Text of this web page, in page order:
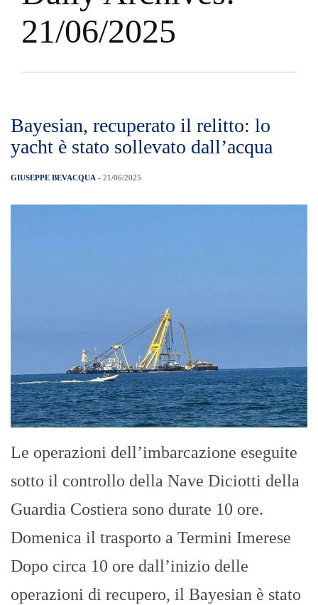
21/06/2025
Bayesian, recuperato il relitto: lo
yacht è stato sollevato dall’acqua
GIUSEPPE BEVACQUA - 21/06/2025
Le operazioni dell’imbarcazione eseguite
sotto il controllo della Nave Diciotti della
Guardia Costiera sono durate 10 ore.
Domenica il trasporto a Termini Imerese
Dopo circa 10 ore dall’inizio delle
operazioni di recupero, il Bayesian è stato